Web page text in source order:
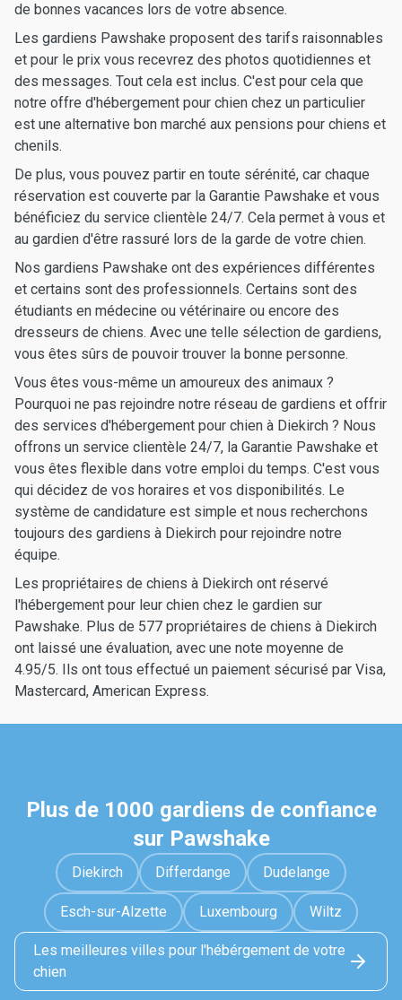
de bonnes vacances lors de votre absence.
Les gardiens Pawshake proposent des tarifs raisonnables
et pour le prix vous recevrez des photos quotidiennes et
des messages. Tout cela est inclus. C'est pour cela que
notre offre d'hébergement pour chien chez un particulier
est une alternative bon marché aux pensions pour chiens et
chenils.
De plus, vous pouvez partir en toute sérénité, car chaque
réservation est couverte par la Garantie Pawshake et vous
bénéficiez du service clientèle 24/7. Cela permet à vous et
au gardien d'être rassuré lors de la garde de votre chien.
Nos gardiens Pawshake ont des expériences différentes
et certains sont des professionnels. Certains sont des
étudiants en médecine ou vétérinaire ou encore des
dresseurs de chiens. Avec une telle sélection de gardiens,
vous êtes sûrs de pouvoir trouver la bonne personne.
Vous êtes vous-même un amoureux des animaux ?
Pourquoi ne pas rejoindre notre réseau de gardiens et offrir
des services d'hébergement pour chien à Diekirch ? Nous
offrons un service clientèle 24/7, la Garantie Pawshake et
vous êtes flexible dans votre emploi du temps. C'est vous
qui décidez de vos horaires et vos disponibilités. Le
système de candidature est simple et nous recherchons
toujours des gardiens à Diekirch pour rejoindre notre
équipe.
Les propriétaires de chiens à Diekirch ont réservé
l'hébergement pour leur chien chez le gardien sur
Pawshake. Plus de 577 propriétaires de chiens à Diekirch
ont laissé une évaluation, avec une note moyenne de
4.95/5. Ils ont tous effectué un paiement sécurisé par Visa,
Mastercard, American Express.
Plus de 1000 gardiens de confiance
sur Pawshake
Diekirch Differdange Dudelange
Esch-sur-Alzette Luxembourg Wiltz
Les meilleures villes pour l'hébérgement de votre
chien